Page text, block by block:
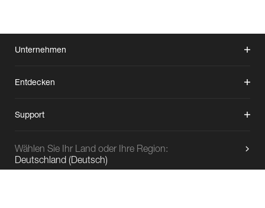
Unternehmen
Entdecken
Support
Wählen Sie Ihr Land oder Ihre Region:
Deutschland (Deutsch)